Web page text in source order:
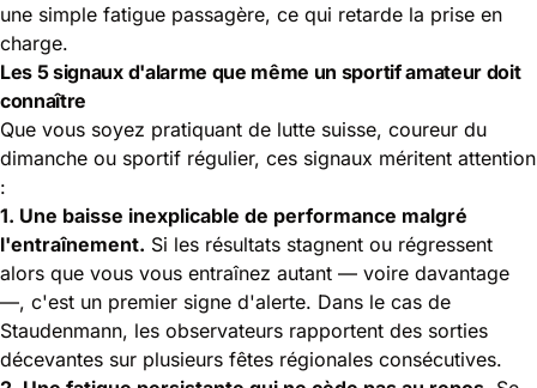
une simple fatigue passagère, ce qui retarde la prise en
charge.
Les 5 signaux d'alarme que même un sportif amateur doit
connaître
Que vous soyez pratiquant de lutte suisse, coureur du
dimanche ou sportif régulier, ces signaux méritent attention
:
1. Une baisse inexplicable de performance malgré
l'entraînement. Si les résultats stagnent ou régressent
alors que vous vous entraînez autant — voire davantage
—, c'est un premier signe d'alerte. Dans le cas de
Staudenmann, les observateurs rapportent des sorties
décevantes sur plusieurs fêtes régionales consécutives.